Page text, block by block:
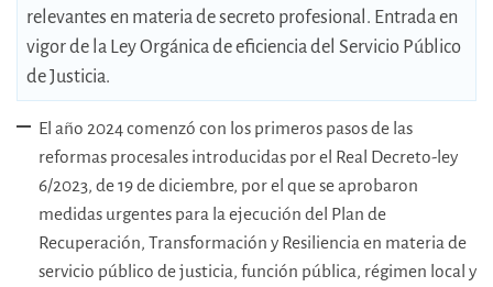
relevantes en materia de secreto profesional. Entrada en
vigor de la Ley Orgánica de eficiencia del Servicio Público
de Justicia.
El año 2024 comenzó con los primeros pasos de las
reformas procesales introducidas por el Real Decreto-ley
6/2023, de 19 de diciembre, por el que se aprobaron
medidas urgentes para la ejecución del Plan de
Recuperación, Transformación y Resiliencia en materia de
servicio público de justicia, función pública, régimen local y